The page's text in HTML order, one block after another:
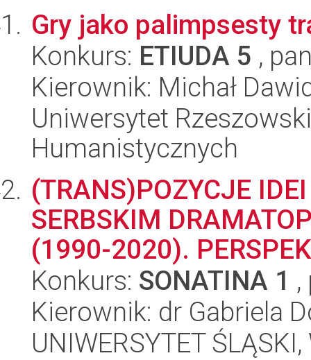
Gry jako palimpsesty
Konkurs: ETIUDA 5 ,
Kierownik: Michał
Uniwersytet
Humanistycznych
(TRANS)POZYCJE
SERBSKIM
(1990-2020).
Konkurs: SONATINA 1
Kierownik: dr Gabriela
UNIWERSYTET